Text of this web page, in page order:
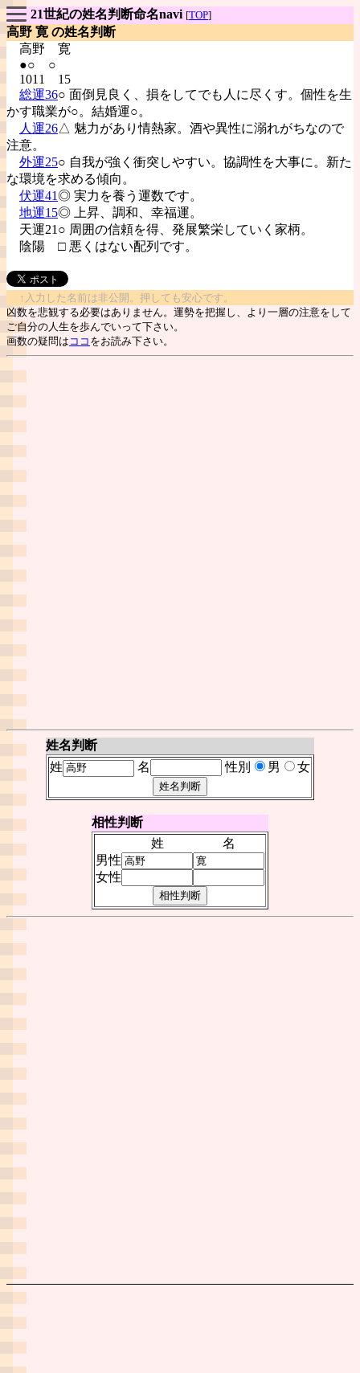
21世紀の姓名判断命名navi [TOP]
高野 寛 の姓名判断
高野 寛
●○ ○
1011 15
総運36○ 面倒見良く、損をしてでも人に尽くす。個性を生
かす職業が○。結婚運○。
人運26△ 魅力があり情熱家。酒や異性に溺れがちなので
注意。
外運25○ 自我が強く衝突しやすい。協調性を大事に。新た
な環境を求める傾向。
伏運41◎ 実力を養う運数です。
地運15◎ 上昇、調和、幸福運。
天運21○ 周囲の信頼を得、発展繁栄していく家柄。
陰陽 □ 悪くはない配列です。
↑入力した名前は非公開。押しても安心です。
凶数を悲観する必要はありません。運勢を把握し、より一層の注意をして
ご自分の人生を歩んでいって下さい。
画数の疑問は ココ をお読み下さい。
姓名判断
姓
名 性別 男 女
相性判断
姓
名
男性
女性